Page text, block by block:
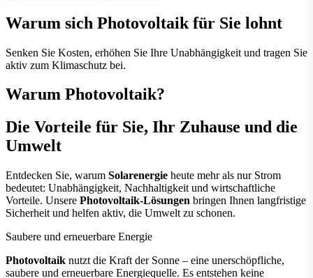
Warum sich Photovoltaik für Sie lohnt
Senken Sie Kosten, erhöhen Sie Ihre Unabhängigkeit und tragen Sie
aktiv zum Klimaschutz bei.
Warum Photovoltaik?
Die Vorteile für Sie, Ihr Zuhause und die
Umwelt
Entdecken Sie, warum Solarenergie heute mehr als nur Strom
bedeutet: Unabhängigkeit, Nachhaltigkeit und wirtschaftliche
Vorteile. Unsere Photovoltaik-Lösungen bringen Ihnen langfristige
Sicherheit und helfen aktiv, die Umwelt zu schonen.
Saubere und erneuerbare Energie
Photovoltaik nutzt die Kraft der Sonne – eine unerschöpfliche,
saubere und erneuerbare Energiequelle. Es entstehen keine